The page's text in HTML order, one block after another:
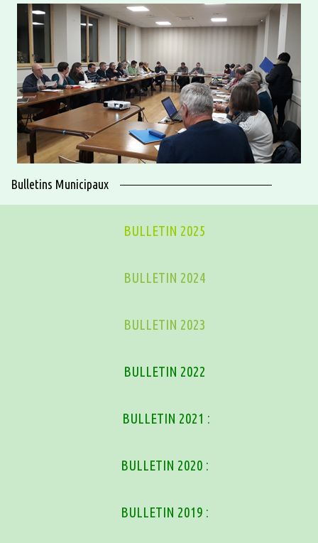
Bulletins Municipaux
BULLETIN 2025
BULLETIN 2024
BULLETIN 2023
BULLETIN 2022
BULLETIN 2021 :
BULLETIN 2020 :
BULLETIN 2019 :